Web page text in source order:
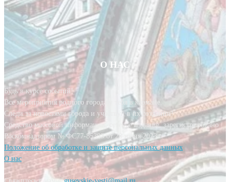
О НАС
Будь в курсе событий!
Все мероприятия родного города у тебя в кармане.
Следи за новостями города и участвуй в их создании!
Средство массовой информации, сетевое издание, зарегистрировано
Роскомнадзором № ФС77-85393 от 20 июня 2023 г.
Положение об обработке и защите персональных данных
О нас